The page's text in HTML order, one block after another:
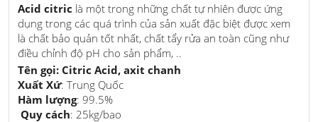
Acid citric là một trong những chất tự nhiên được ứng
dụng trong các quá trình của sản xuất đặc biệt được xem
là chất bảo quản tốt nhất, chất tẩy rửa an toàn cũng như
điều chỉnh độ pH cho sản phẩm, ..
Tên gọi: Citric Acid, axit chanh
Xuất Xứ: Trung Quốc
Hàm lượng: 99.5%
Quy cách: 25kg/bao